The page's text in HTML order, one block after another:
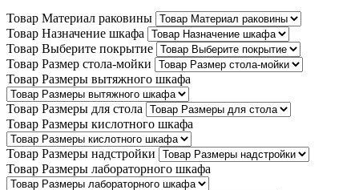
Товар Материал раковины
Товар Назначение шкафа
Товар Выберите покрытие
Товар Размер стола-мойки
Товар Размеры вытяжного шкафа
Товар Размеры для стола
Товар Размеры кислотного шкафа
Товар Размеры надстройки
Товар Размеры лабораторного шкафа